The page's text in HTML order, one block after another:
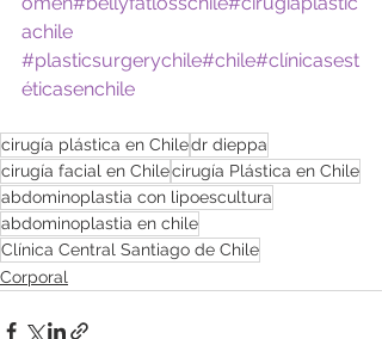
achile
#plasticsurgerychile#chile#clínicasest
éticasenchile
cirugía plástica en Chiledr dieppa
cirugía facial en Chilecirugía Plástica en Chile
abdominoplastia con lipoescultura
abdominoplastia en chile
Clínica Central Santiago de Chile
Corporal